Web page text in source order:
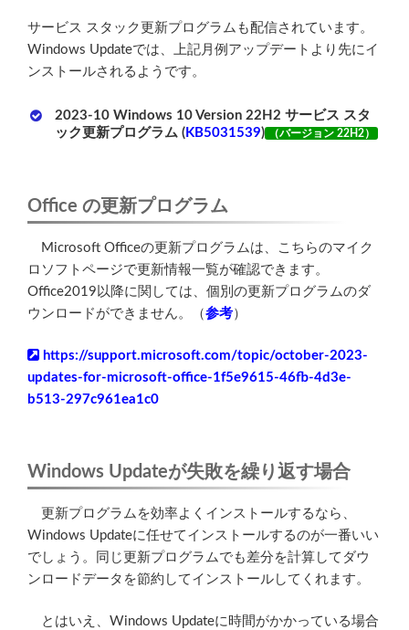
サービス スタック更新プログラムも配信されています。
Windows Updateでは、上記月例アップデートより先にイ
ンストールされるようです。
2023-10 Windows 10 Version 22H2 サービス スタ
ック更新プログラム ( KB5031539) （バージョン 22H2）
Office の更新プログラム
Microsoft Officeの更新プログラムは、こちらのマイク
ロソフトページで更新情報一覧が確認できます。
Office2019以降に関しては、個別の更新プログラムのダ
ウンロードができません。（参考）
https://support.microsoft.com/topic/october-2023-
updates-for-microsoft-office-1f5e9615-46fb-4d3e-
b513-297c961ea1c0
Windows Updateが失敗を繰り返す場合
更新プログラムを効率よくインストールするなら、
Windows Updateに任せてインストールするのが一番いい
でしょう。同じ更新プログラムでも差分を計算してダウ
ンロードデータを節約してインストールしてくれます。
とはいえ、Windows Updateに時間がかかっている場合